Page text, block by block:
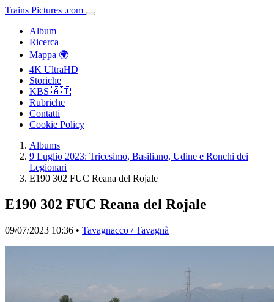
Trains Pictures .com
Album
Ricerca
Mappa 🌍
4K UltraHD
Storiche
KBS 🇦🇹
Rubriche
Contatti
Cookie Policy
Albums
9 Luglio 2023: Tricesimo, Basiliano, Udine e Ronchi dei
Legionari
E190 302 FUC Reana del Rojale
E190 302 FUC Reana del Rojale
09/07/2023 10:36 • Tavagnacco / Tavagnà